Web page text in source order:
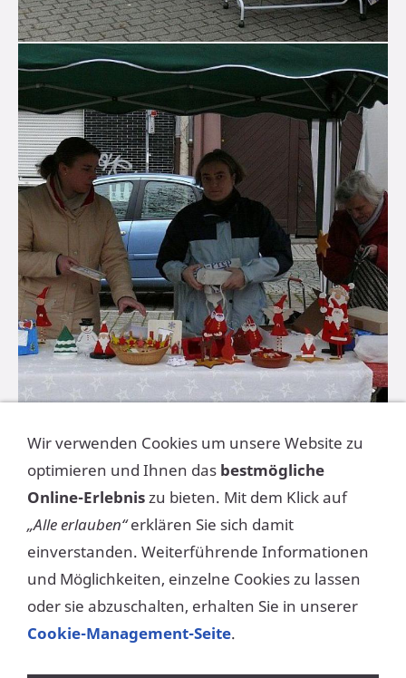
1 2 3 4
FOTOS VOM
WEIHNACHTSMANN
Wir verwenden Cookies um unsere Website zu
optimieren und Ihnen das bestmögliche
Online-Erlebniszu bieten. Mit dem Klick auf
„Alle erlauben“erklären Sie sich damit
einverstanden. Weiterführende Informationen
und Möglichkeiten, einzelne Cookies zu lassen
oder sie abzuschalten, erhalten Sie in unserer
Cookie-Management-Seite.